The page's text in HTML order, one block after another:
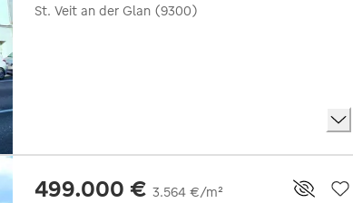
St. Veit an der Glan (9300)
499.000 € 3.564 €/m²